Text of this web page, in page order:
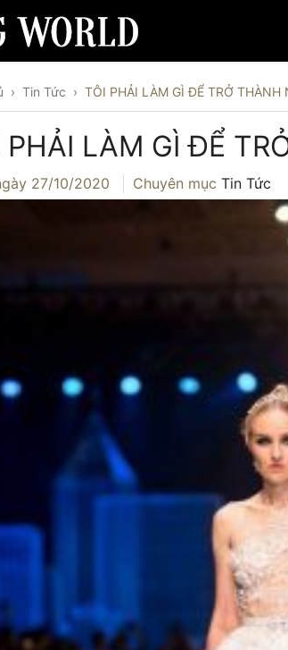
› Tin Tức › TÔI PHẢI LÀM GÌ ĐỂ TRỞ THÀNH
PHẢI LÀM GÌ ĐỂ
27/10/2020 Chuyên mục Tin Tức